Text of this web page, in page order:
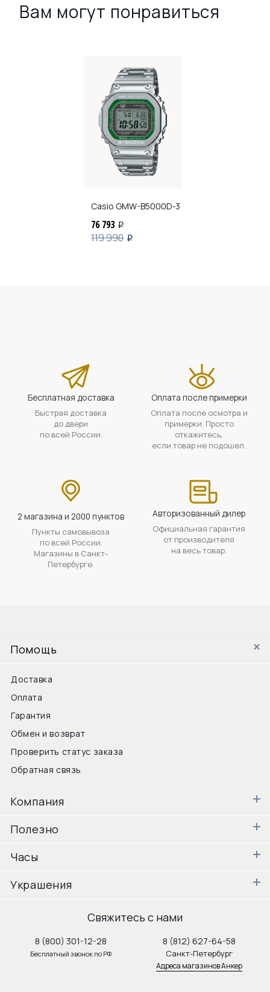
Вам могут понравиться
Casio GMW-B5000D-3
76 793 i
119 990 i
Бесплатная доставка
Быстрая доставка
до двери
по всей России.
Оплата после примерки
Оплата после осмотра и
примерки. Просто
откажитесь,
если товар не подошел.
2 магазина и 2000 пунктов
Пункты самовывоза
по всей России.
Магазины в Санкт-
Петербурге.
Авторизованный дилер
Официальная гарантия
от производителя
на весь товар.
Помощь
Доставка
Оплата
Гарантия
Обмен и возврат
Проверить статус заказа
Обратная связь
Компания
Полезно
Часы
Украшения
Свяжитесь с нами
8 (800) 301-12-28
Бесплатный звонок по РФ
8 (812) 627-64-58
Санкт-Петербург
Адреса магазинов Анкер